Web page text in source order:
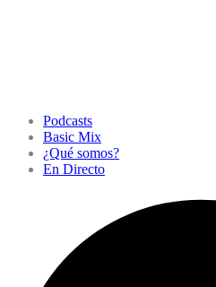
Podcasts
Basic Mix
¿Qué somos?
En Directo